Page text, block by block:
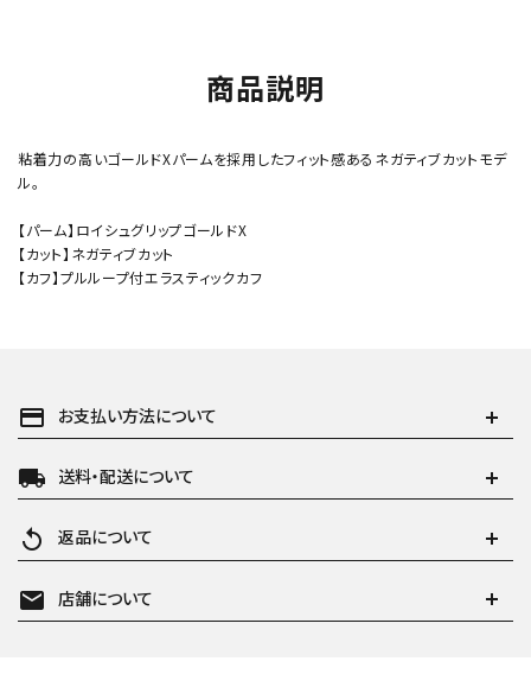
商品説明
粘着力の高いゴールドXパームを採用したフィット感あるネガティブカットモデ
ル。
【パーム】ロイシュグリップゴールドX
【カット】ネガティブカット
【カフ】プルループ付エラスティックカフ
payment お支払い方法について
local_shipping 送料・配送について
replay 返品について
mail 店舗について